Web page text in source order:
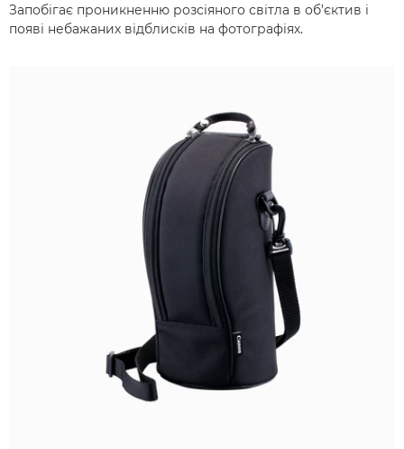
Запобігає проникненню розсіяного світла в об’єктив і
появі небажаних відблисків на фотографіях.